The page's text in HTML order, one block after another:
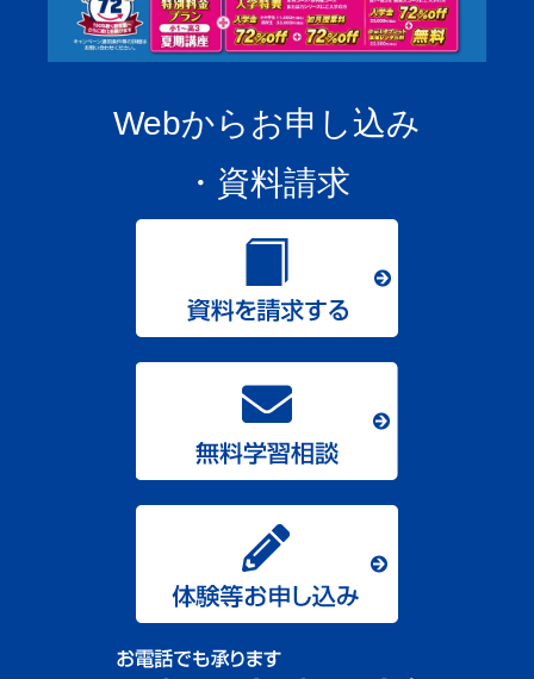
Webからお申し込み
・資料請求